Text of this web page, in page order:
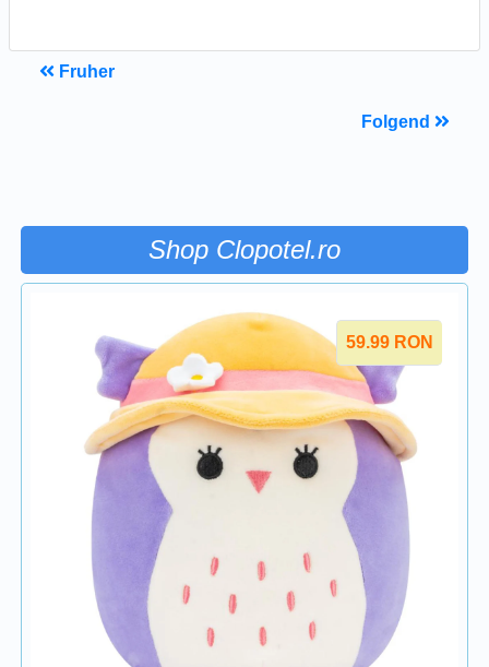
Fruher
Folgend
Shop Clopotel.ro
59.99 RON